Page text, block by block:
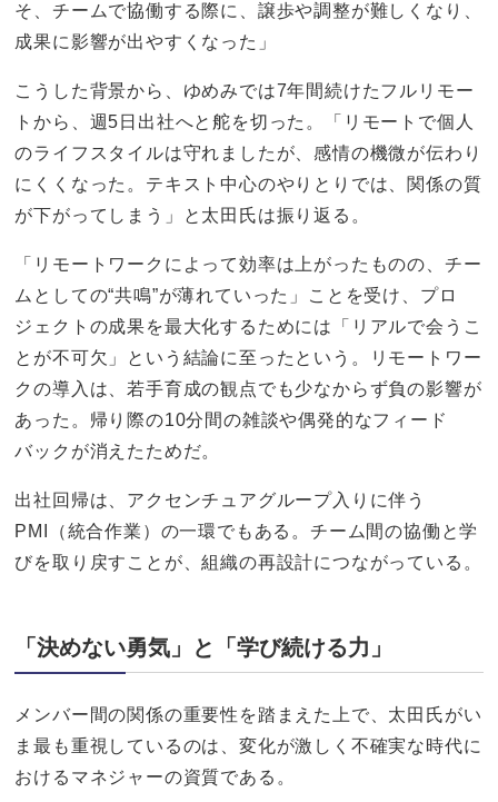
そ、チームで協働する際に、譲歩や調整が難しくなり、
成果に影響が出やすくなった」
こうした背景から、ゆめみでは7年間続けたフルリモー
トから、週5日出社へと舵を切った。「リモートで個人
のライフスタイルは守れましたが、感情の機微が伝わり
にくくなった。テキスト中心のやりとりでは、関係の質
が下がってしまう」と太田氏は振り返る。
「リモートワークによって効率は上がったものの、チー
ムとしての“共鳴”が薄れていった」ことを受け、プロ
ジェクトの成果を最大化するためには「リアルで会うこ
とが不可欠」という結論に至ったという。リモートワー
クの導入は、若手育成の観点でも少なからず負の影響が
あった。帰り際の10分間の雑談や偶発的なフィード
バックが消えたためだ。
出社回帰は、アクセンチュアグループ入りに伴う
PMI（統合作業）の一環でもある。チーム間の協働と学
びを取り戻すことが、組織の再設計につながっている。
「決めない勇気」と「学び続ける力」
メンバー間の関係の重要性を踏まえた上で、太田氏がい
ま最も重視しているのは、変化が激しく不確実な時代に
おけるマネジャーの資質である。